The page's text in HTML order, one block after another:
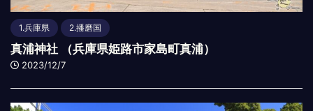
1.兵庫県 2.播磨国
真浦神社 （兵庫県姫路市家島町真浦）
2023/12/7